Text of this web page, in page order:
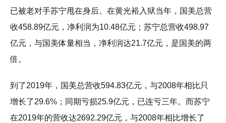
已被老对手苏宁甩在身后。在黄光裕入狱当年，国美总营
收458.89亿元，净利润为10.48亿元；苏宁总营收498.97
亿元，与国美体量相当，净利润达21.7亿元，是国美的两
倍。
到了2019年，国美总营收594.83亿元，与2008年相比只
增长了29.6%；同期亏损25.9亿元，已连亏三年。而苏宁
在2019年的营收达2692.29亿元，与2008年相比增长了